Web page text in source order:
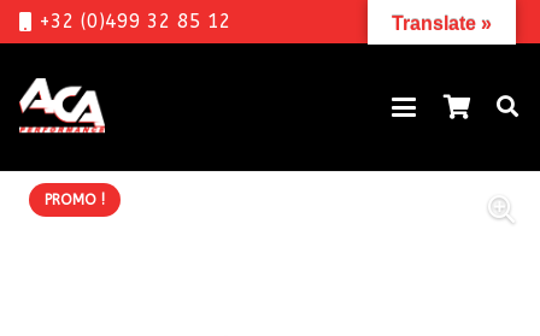
+32 (0)499 32 85 12
PROMO !
Translate »